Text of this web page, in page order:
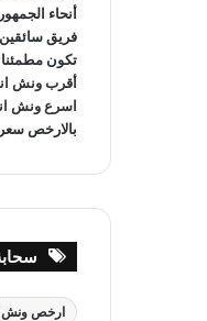
أنحاء
فريق
تكون مطمئنا
أقرب ونش
اسرع ونش
بالارخص
ارخص ونش